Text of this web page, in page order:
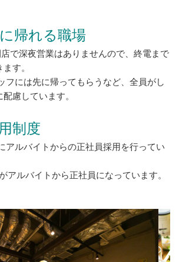
帰れる職場
で深夜営業はありませんので、終電まで
す。
フには先に帰ってもらうなど、全員がし
慮しています。
制度
アルバイトからの正社員採用を行ってい
アルバイトから正社員になっています。